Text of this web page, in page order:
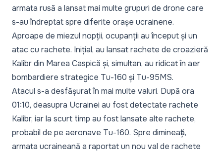
armata rusă a lansat mai multe grupuri de drone care
s-au îndreptat spre diferite orașe ucrainene.
Aproape de miezul nopții, ocupanții au început și un
atac cu rachete. Inițial, au lansat rachete de croazieră
Kalibr din Marea Caspică și, simultan, au ridicat în aer
bombardiere strategice Tu-160 și Tu-95MS.
Atacul s-a desfășurat în mai multe valuri. După ora
01:10, deasupra Ucrainei au fost detectate rachete
Kalibr, iar la scurt timp au fost lansate alte rachete,
probabil de pe aeronave Tu-160. Spre dimineață,
armata ucraineană a raportat un nou val de rachete